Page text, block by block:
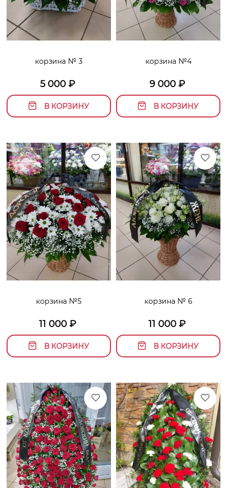
корзина № 3
5 000 ₽
В КОРЗИНУ
корзина №4
9 000₽
В КОРЗИНУ
корзина №5
11 000 ₽
В КОРЗИНУ
корзина № 6
11 000 ₽
В КОРЗИНУ